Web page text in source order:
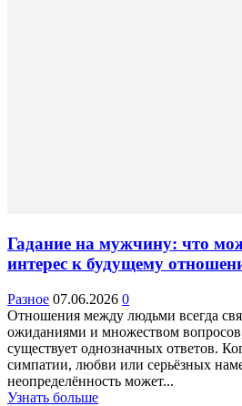
Гадание на мужчину: что
интерес к будущему
Разное 07.06.2026 0
Отношения между людьми всегда
ожиданиями и множеством
существует однозначных ответов.
симпатии, любви или серьёзных
неопределённость может...
Узнать больше